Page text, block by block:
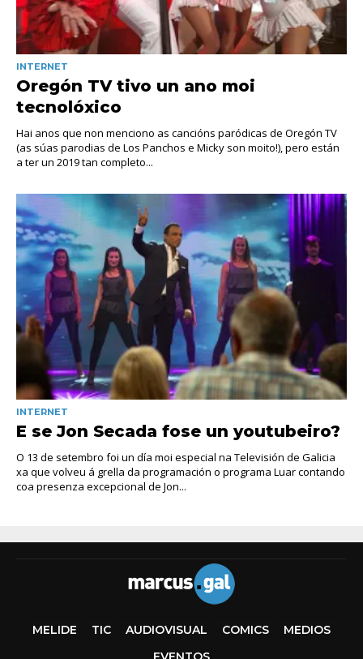
INTERNET
Oregón TV tivo un ano moi
tecnolóxico
Hai anos que non menciono as cancións paródicas de Oregón TV
(as súas parodias de Los Panchos e Micky son moito!), pero están
a ter un 2019 tan completo...
INTERNET
E se Jon Secada fose un youtubeiro?
O 13 de setembro foi un día moi especial na Televisión de Galicia
xa que volveu á grella da programación o programa Luar contando
coa presenza excepcional de Jon...
MELIDE TIC AUDIOVISUAL COMICS
MEDIOS